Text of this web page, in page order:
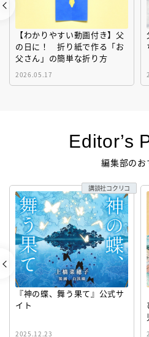
【わかりやすい動画付き】父
の日に！ 折り紙で作る「お
父さん」の簡単な折り方
2026.05.17
Editor’s
編集部のお
『神の蝶、舞う果て』公式サ
イト
2025.12.23
講談社コクリコ